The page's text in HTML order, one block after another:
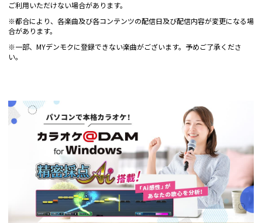
ご利用いただけない場合があります。
※都合により、各楽曲及び各コンテンツの配信日及び配信内容が変更になる場
合があります。
※一部、MYデンモクに登録できない楽曲がございます。予めご了承くださ
い。